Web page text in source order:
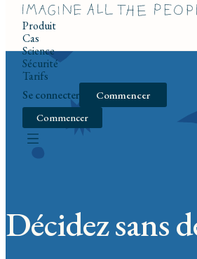
Produit
Cas
Science
Sécurité
Tarifs
Se connecter
Commencer
Commencer
Décidez sans